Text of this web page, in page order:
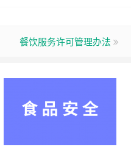
餐饮服务许可管理办法